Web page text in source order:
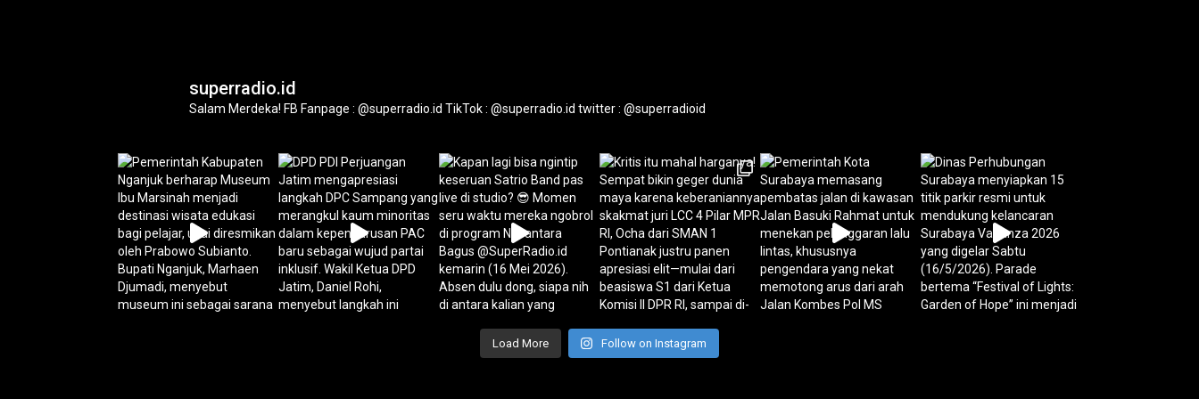
superradio.id
Salam Merdeka! FB Fanpage : @superradio.id TikTok : @superradio.id twitter : @superradioid
Load More Follow on Instagram